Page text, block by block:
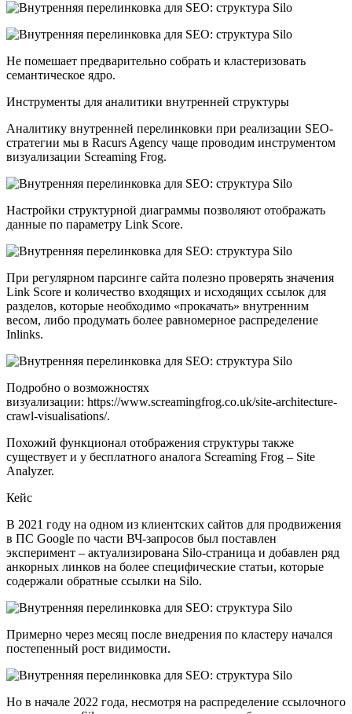
Не помешает предварительно собрать и кластеризовать
семантическое ядро.
Инструменты для аналитики внутренней структуры
Аналитику внутренней перелинковки при реализации SEO-
стратегии мы в Racurs Agency чаще проводим инструментом
визуализации Screaming Frog.
Настройки структурной диаграммы позволяют отображать
данные по параметру Link Score.
При регулярном парсинге сайта полезно проверять значения
Link Score и количество входящих и исходящих ссылок для
разделов, которые необходимо «прокачать» внутренним
весом, либо продумать более равномерное распределение
Inlinks.
Подробно о возможностях
визуализации: https://www.screamingfrog.co.uk/site-architecture-
crawl-visualisations/.
Похожий функционал отображения структуры также
существует и у бесплатного аналога Screaming Frog – Site
Analyzer.
Кейс
В 2021 году на одном из клиентских сайтов для продвижения
в ПС Google по части ВЧ-запросов был поставлен
эксперимент – актуализирована Silo-страница и добавлен ряд
анкорных линков на более специфические статьи, которые
содержали обратные ссылки на Silo.
Примерно через месяц после внедрения по кластеру начался
постепенный рост видимости.
Но в начале 2022 года, несмотря на распределение ссылочного